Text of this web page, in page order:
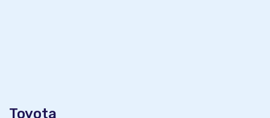
Toyota